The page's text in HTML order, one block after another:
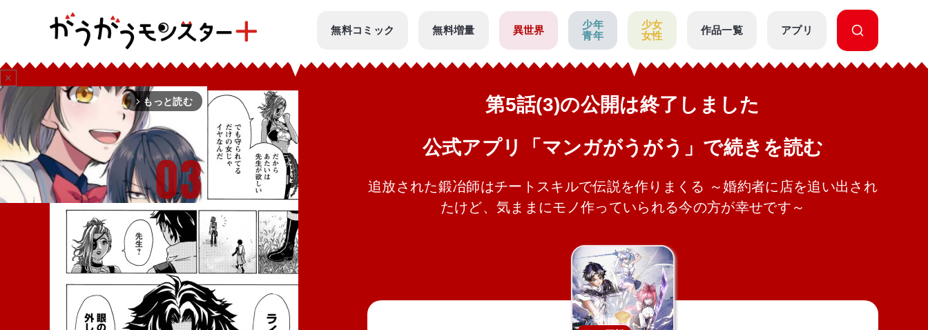
無料コミック 無料増量 異世界
少年
青年
少女
女性
作品一覧 アプリ
第5話(3)の公開は終了しました
公式アプリ「マンガがうがう」で続きを読む
追放された鍛冶師はチートスキルで伝説を作りまくる ～婚約者に店を追い出され
たけど、気ままにモノ作っていられる今の方が幸せです～
close
arrow_forward_ios もっと読む
Mute